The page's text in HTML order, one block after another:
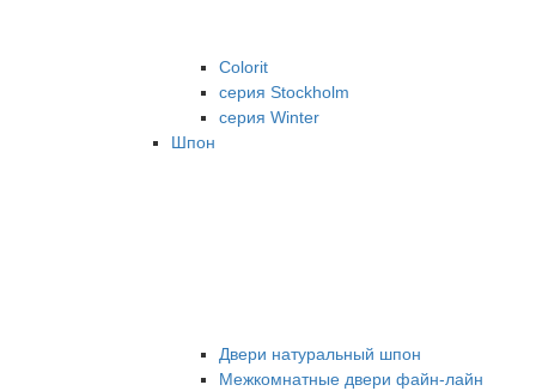
Colorit
серия Stockholm
серия Winter
Шпон
Двери натуральный шпон
Межкомнатные двери файн-лайн